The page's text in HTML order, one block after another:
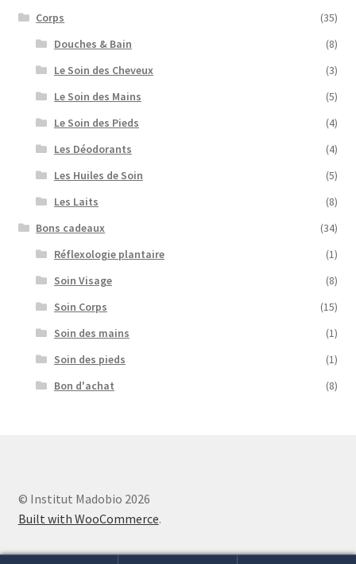
Corps
(35)
Douches & Bain
(8)
Le Soin des Cheveux
(3)
Le Soin des Mains
(5)
Le Soin des Pieds
(4)
Les Déodorants
(4)
Les Huiles de Soin
(5)
Les Laits
(8)
Bons cadeaux
(34)
Réflexologie plantaire
(1)
Soin Visage
(8)
Soin Corps
(15)
Soin des mains
(1)
Soin des pieds
(1)
Bon d'achat
(8)
© Institut Madobio 2026
Built with WooCommerce.